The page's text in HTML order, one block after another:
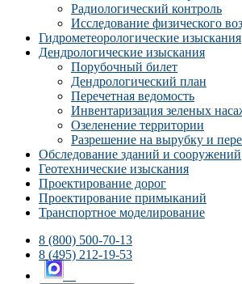
Радиологический контроль
Исследование физического
Гидрометеорологические изыскания
Дендрологические изыскания
Порубочный билет
Дендрологический план
Перечетная ведомость
Инвентаризация зеленых
Озеленение территории
Разрешение на вырубку и
Обследование зданий и сооружений
Геотехнические изыскания
Проектирование дорог
Проектирование примыканий
Транспортное моделирование
8 (800) 500-70-13
8 (495) 212-19-53